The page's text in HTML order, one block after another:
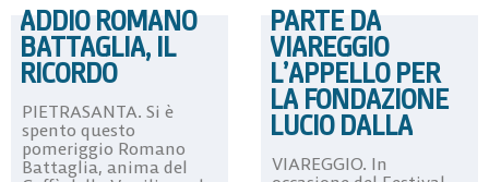
ADDIO ROMANO
BATTAGLIA, IL
RICORDO
PIETRASANTA. Si è
spento questo
pomeriggio Romano
Battaglia, anima del
PARTE DA
VIAREGGIO
L’APPELLO PER
LA FONDAZIONE
LUCIO DALLA
VIAREGGIO. In